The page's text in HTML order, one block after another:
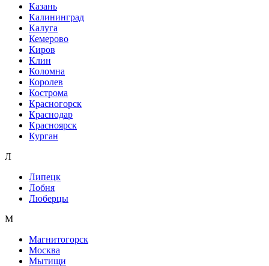
Казань
Калининград
Калуга
Кемерово
Киров
Клин
Коломна
Королев
Кострома
Красногорск
Краснодар
Красноярск
Курган
Л
Липецк
Лобня
Люберцы
М
Магнитогорск
Москва
Мытищи